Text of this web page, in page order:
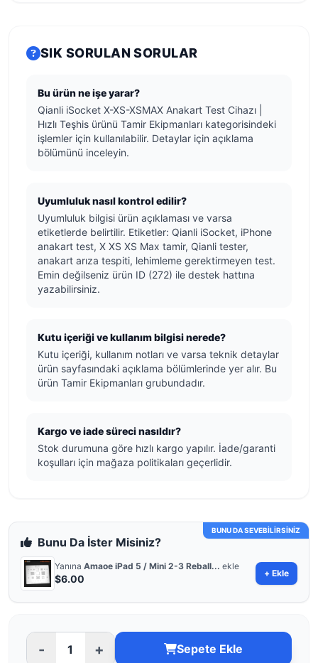
SIK SORULAN SORULAR
Bu ürün ne işe yarar?
Qianli iSocket X-XS-XSMAX Anakart Test Cihazı |
Hızlı Teşhis ürünü Tamir Ekipmanları kategorisindeki
işlemler için kullanılabilir. Detaylar için açıklama
bölümünü inceleyin.
Uyumluluk nasıl kontrol edilir?
Uyumluluk bilgisi ürün açıklaması ve varsa
etiketlerde belirtilir. Etiketler: Qianli iSocket, iPhone
anakart test, X XS XS Max tamir, Qianli tester,
anakart arıza tespiti, lehimleme gerektirmeyen test.
Emin değilseniz ürün ID (272) ile destek hattına
yazabilirsiniz.
Kutu içeriği ve kullanım bilgisi nerede?
Kutu içeriği, kullanım notları ve varsa teknik detaylar
ürün sayfasındaki açıklama bölümlerinde yer alır. Bu
ürün Tamir Ekipmanları grubundadır.
Kargo ve iade süreci nasıldır?
Stok durumuna göre hızlı kargo yapılır. İade/garanti
koşulları için mağaza politikaları geçerlidir.
BUNU DA SEVEBİLİRSİNİZ
Bunu Da İster Misiniz?
Yanına Amaoe iPad 5 / Mini 2-3 Reball... ekle
$6.00 + Ekle
- + Sepete Ekle